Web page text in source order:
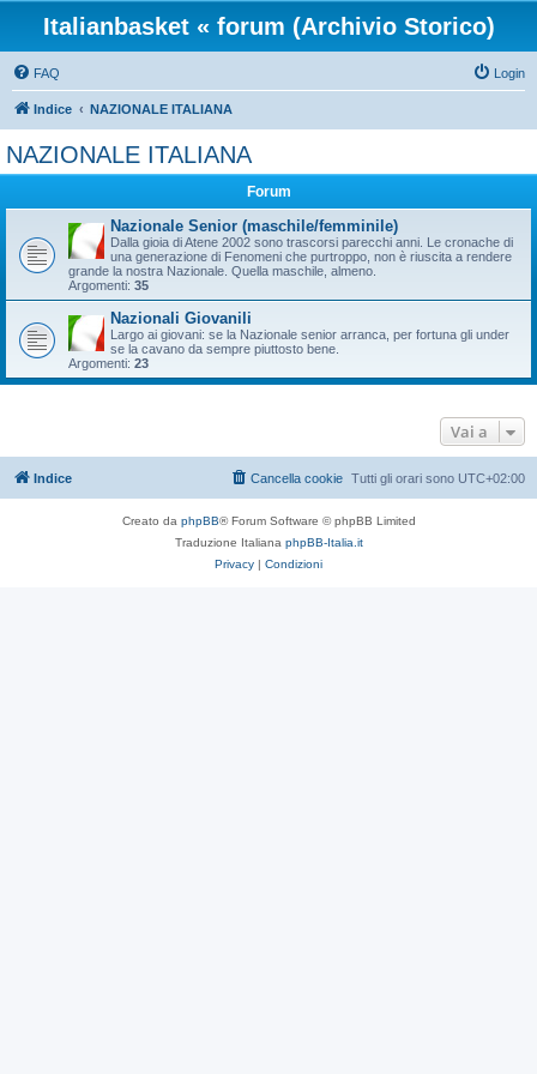
Italianbasket « forum (Archivio Storico)
FAQ Login
Indice NAZIONALE ITALIANA
NAZIONALE ITALIANA
Forum
Nazionale Senior (maschile/femminile)
Dalla gioia di Atene 2002 sono trascorsi parecchi anni. Le cronache di
una generazione di Fenomeni che purtroppo, non è riuscita a rendere
grande la nostra Nazionale. Quella maschile, almeno.
Argomenti: 35
Nazionali Giovanili
Largo ai giovani: se la Nazionale senior arranca, per fortuna gli under
se la cavano da sempre piuttosto bene.
Argomenti: 23
Vai a
Indice Tutti gli orari sono UTC+02:00
Cancella cookie
Creato da phpBB® Forum Software © phpBB Limited
Traduzione Italiana phpBB-Italia.it
Privacy | Condizioni